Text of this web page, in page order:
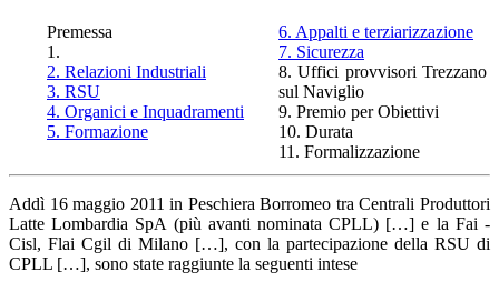
Premessa
1.
2. Relazioni Industriali
3. RSU
4. Organici e Inquadramenti
5. Formazione
6. Appalti e terziarizzazione
7. Sicurezza
8. Uffici provvisori Trezzano
sul Naviglio
9. Premio per Obiettivi
10. Durata
11. Formalizzazione
Addì 16 maggio 2011 in Peschiera Borromeo tra Centrali Produttori
Latte Lombardia SpA (più avanti nominata CPLL) […] e la Fai -
Cisl, Flai Cgil di Milano […], con la partecipazione della RSU di
CPLL […], sono state raggiunte la seguenti intese